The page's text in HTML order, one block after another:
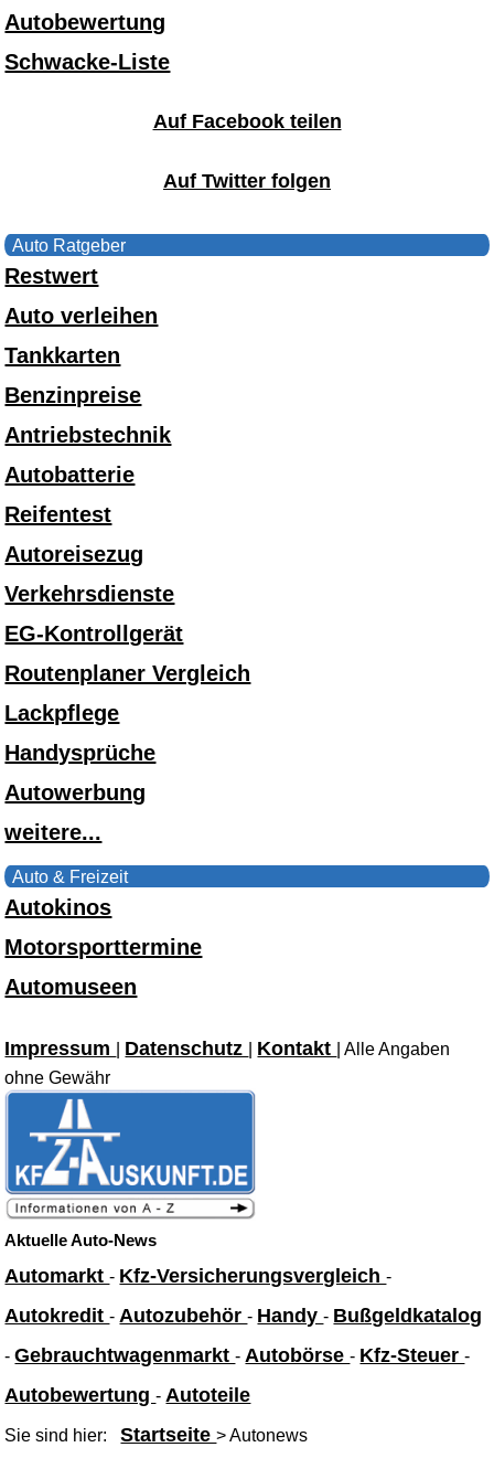
Autobewertung
Schwacke-Liste
Auf Facebook teilen
Auf Twitter folgen
Auto Ratgeber
Restwert
Auto verleihen
Tankkarten
Benzinpreise
Antriebstechnik
Autobatterie
Reifentest
Autoreisezug
Verkehrsdienste
EG-Kontrollgerät
Routenplaner Vergleich
Lackpflege
Handysprüche
Autowerbung
weitere...
Auto & Freizeit
Autokinos
Motorsporttermine
Automuseen
Impressum Datenschutz Kontakt
| Alle Angaben
ohne Gewähr
Aktuelle Auto-News
Automarkt- Kfz-Versicherungsvergleich-
Autokredit- Autozubehör- Handy- Bußgeldkatalog
-Gebrauchtwagenmarkt- Autobörse- Kfz-Steuer-
Autobewertung- Autoteile
Sie sind hier:Startseite> Autonews